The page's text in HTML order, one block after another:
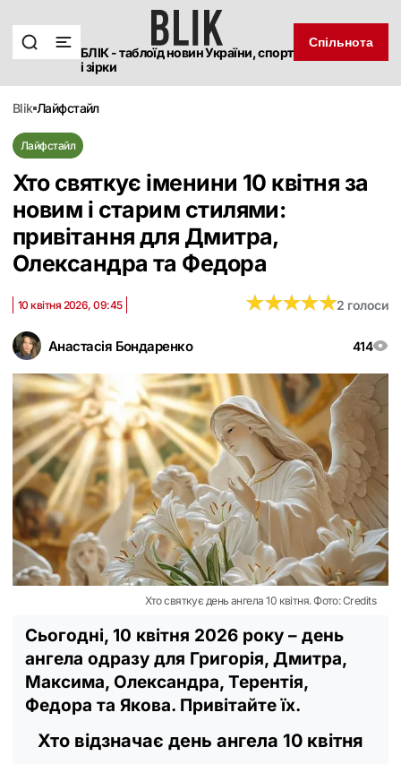
БЛІК - таблоїд новин України, спорт
і зірки
Спільнота
blik лайфстайл
Лайфстайл
Хто святкує іменини 10 квітня за
новим і старим стилями:
привітання для Дмитра,
Олександра та Федора
Анастасія Бондаренко 414
10 квітня 2026, 09:45 ★★★★★
★★★★★2 голоси
Хто святкує день ангела 10 квітня. Фото: Credits
Сьогодні, 10 квітня 2026 року – день
ангела одразу для Григорія, Дмитра,
Максима, Олександра, Терентія,
Федора та Якова. Привітайте їх.
Хто відзначає день ангела 10 квітня